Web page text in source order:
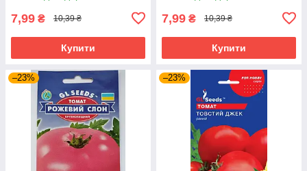
7,99 ₴ 10,39 ₴
Купити
7,99 ₴ 10,39 ₴
Купити
–23% –23%